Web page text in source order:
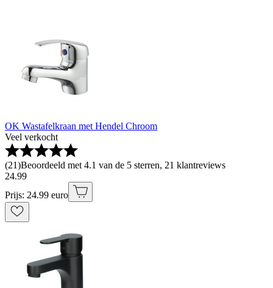
OK Wastafelkraan met Hendel Chroom
Veel verkocht
(21)Beoordeeld met 4.1 van de 5 sterren, 21 klantreviews
24.99
Prijs: 24.99 euro